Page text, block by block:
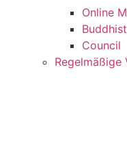
Online
Council